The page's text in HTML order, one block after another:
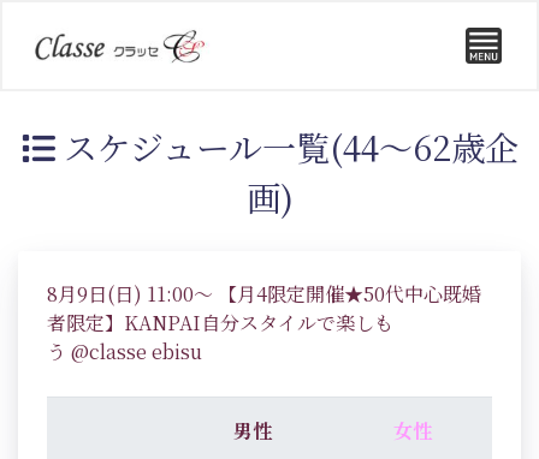
スケジュール一覧(44～62歳企
画)
8月9日(日) 11:00～ 【月4限定開催★50代中心既婚
者限定】KANPAI自分スタイルで楽しも
う @classe ebisu
男性 女性